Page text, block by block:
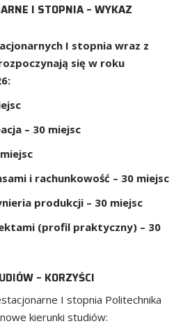
I STOPNIA – WYKAZ
I stopnia wraz z
się w roku
– 30 miejsc
i rachunkowość – 30 miejsc
produkcji – 30 miejsc
(profil praktyczny) – 30
– KORZYŚCI
I stopnia Politechnika
kierunki studiów: